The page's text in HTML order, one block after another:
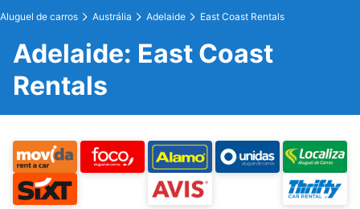
Aluguel de carros Austrália Adelaide East Coast Rentals
Adelaide: East Coast
Rentals